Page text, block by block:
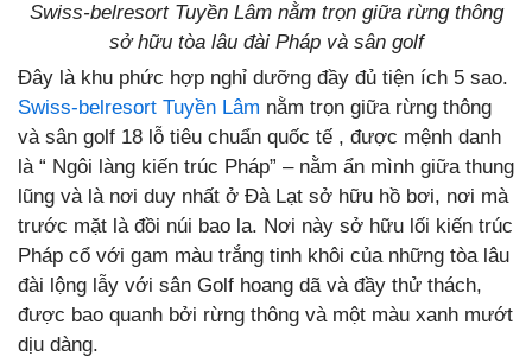
Swiss-belresort Tuyền Lâm nằm trọn giữa rừng thông
sở hữu tòa lâu đài Pháp và sân golf
Đây là khu phức hợp nghỉ dưỡng đầy đủ tiện ích 5 sao.
Swiss-belresort Tuyền Lâm nằm trọn giữa rừng thông
và sân golf 18 lỗ tiêu chuẩn quốc tế , được mệnh danh
là “ Ngôi làng kiến trúc Pháp” – nằm ẩn mình giữa thung
lũng và là nơi duy nhất ở Đà Lạt sở hữu hồ bơi, nơi mà
trước mặt là đồi núi bao la. Nơi này sở hữu lối kiến trúc
Pháp cổ với gam màu trắng tinh khôi của những tòa lâu
đài lộng lẫy với sân Golf hoang dã và đầy thử thách,
được bao quanh bởi rừng thông và một màu xanh mướt
dịu dàng.